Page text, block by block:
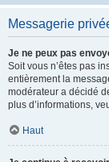
Messagerie
Je ne peux pas
Soit vous n’êtes pas
entièrement la
modérateur a décidé
plus d’informations,
Haut